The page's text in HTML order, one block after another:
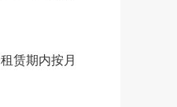
赁期内按月